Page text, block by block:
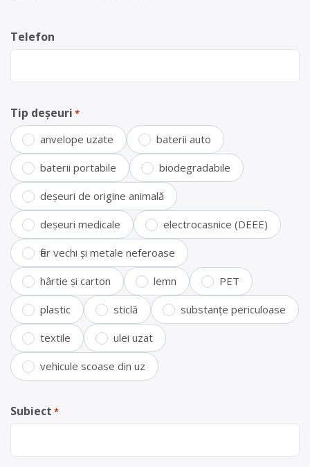
Telefon
Tip deșeuri *
anvelope uzate baterii auto
baterii portabile biodegradabile
deșeuri de origine animală
deșeuri medicale electrocasnice (DEEE)
fier vechi și metale neferoase
hârtie și carton lemn PET
plastic sticlă substanțe periculoase
textile ulei uzat
vehicule scoase din uz
Subiect *